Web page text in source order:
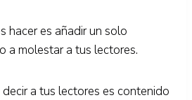
hacer es añadir un solo
a molestar a tus lectores.
a tus lectores es contenido